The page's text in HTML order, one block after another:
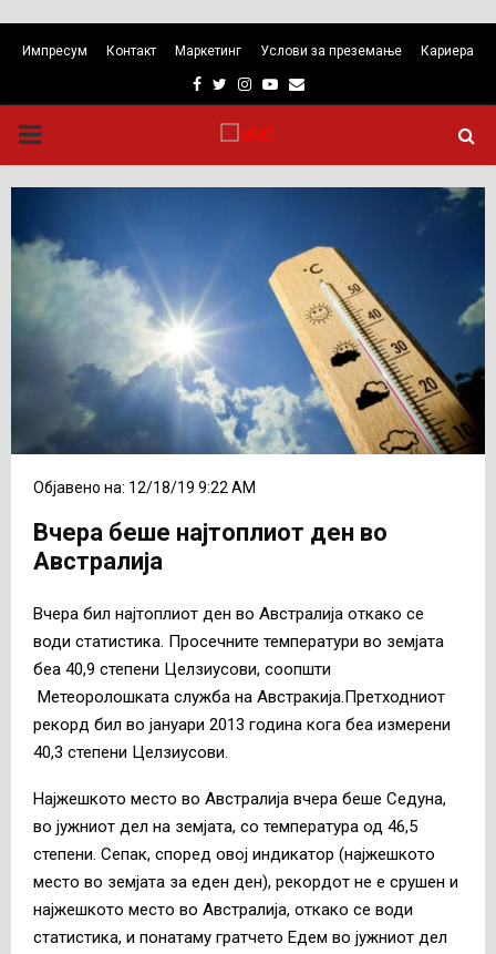
Импресум Контакт Маркетинг Услови за преземање Кариера
Facebook
TwitterInstagram
Youtube
Email
PRIMARY
MENU
Објавено на: 12/18/19 9:22 AM
Вчера беше најтоплиот ден во
Австралија
Вчера бил најтоплиот ден во Австралија откако се
води статистика. Просечните температури во земјата
беа 40,9 степени Целзиусови, соопшти
Метеоролошката служба на Австракија.Претходниот
рекорд бил во јануари 2013 година кога беа измерени
40,3 степени Целзиусови.
Најжешкото место во Австралија вчера беше Седуна,
во јужниот дел на земјата, со температура од 46,5
степени. Сепак, според овој индикатор (најжешкото
место во земјата за еден ден), рекордот не е срушен и
најжешкото место во Австралија, откако се води
статистика, и понатаму гратчето Едем во јужниот дел